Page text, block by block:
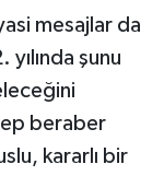
mesajlar da
şunu
beraber
kararlı bir